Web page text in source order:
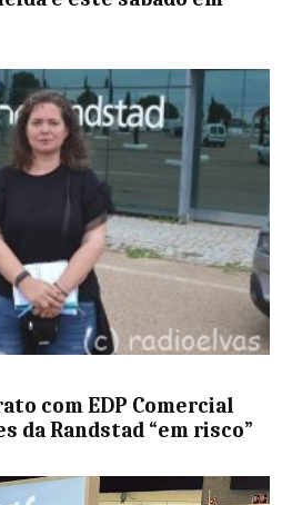
com EDP Comercial
da Randstad “em risco”